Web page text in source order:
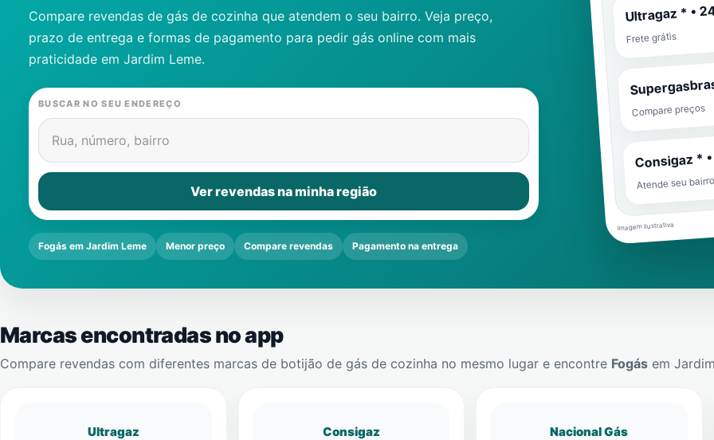
Gás
Contatos
Compare revendas de gás de cozinha que atendem o seu bairro. Veja preço,
prazo de entrega e formas de pagamento para pedir gás online com mais
praticidade em Jardim Leme.
BUSCAR NO SEU ENDEREÇO
Rua, número, bairro
Ver revendas na minha região
Fogás em Jardim Leme Menor preço Compare revendas Pagamento na entrega
Ultragaz * •
Frete grátis
Compare preços
Consigaz *
Atende seu
Imagem ilustrativa
Marcas encontradas no app
Compare revendas com diferentes marcas de botijão de gás de cozinha no mesmo lugar e encontre Fogás em
Ultragaz Consigaz Nacional Gás